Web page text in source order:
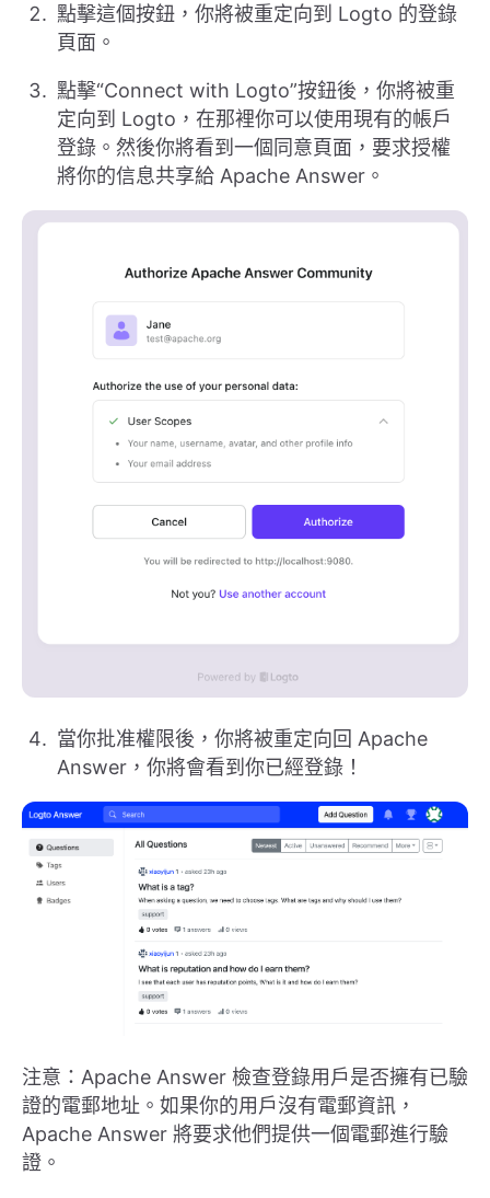
點擊這個按鈕，你將被重定向到 Logto 的登錄
頁面。
點擊“Connect with Logto”按鈕後，你將被重
定向到 Logto，在那裡你可以使用現有的帳戶
登錄。然後你將看到一個同意頁面，要求授權
將你的信息共享給 Apache Answer。
當你批准權限後，你將被重定向回 Apache
Answer，你將會看到你已經登錄！
注意：Apache Answer 檢查登錄用戶是否擁有已驗
證的電郵地址。如果你的用戶沒有電郵資訊，
Apache Answer 將要求他們提供一個電郵進行驗
證。